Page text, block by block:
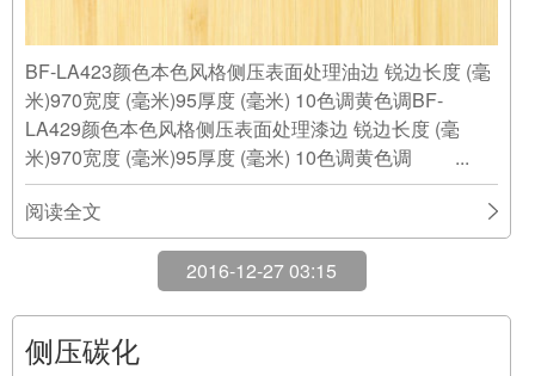
BF-LA423颜色本色风格侧压表面处理油边 锐边长度 (毫
米)970宽度 (毫米)95厚度 (毫米) 10色调黄色调BF-
LA429颜色本色风格侧压表面处理漆边 锐边长度 (毫
米)970宽度 (毫米)95厚度 (毫米) 10色调黄色调 ...
阅读全文
2016-12-27 03:15
侧压碳化